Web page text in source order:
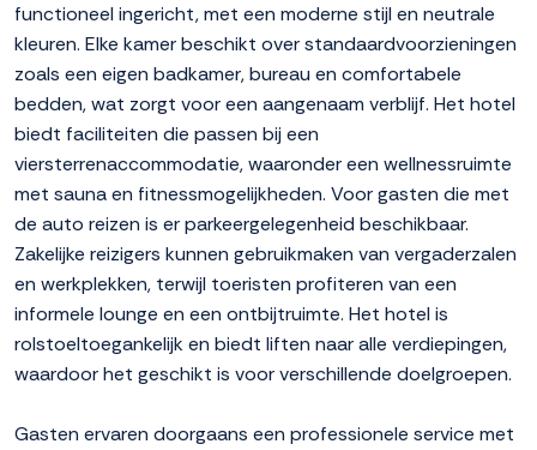
functioneel ingericht, met een moderne stijl en neutrale
kleuren. Elke kamer beschikt over standaardvoorzieningen
zoals een eigen badkamer, bureau en comfortabele
bedden, wat zorgt voor een aangenaam verblijf. Het hotel
biedt faciliteiten die passen bij een
viersterrenaccommodatie, waaronder een wellnessruimte
met sauna en fitnessmogelijkheden. Voor gasten die met
de auto reizen is er parkeergelegenheid beschikbaar.
Zakelijke reizigers kunnen gebruikmaken van vergaderzalen
en werkplekken, terwijl toeristen profiteren van een
informele lounge en een ontbijtruimte. Het hotel is
rolstoeltoegankelijk en biedt liften naar alle verdiepingen,
waardoor het geschikt is voor verschillende doelgroepen.
Gasten ervaren doorgaans een professionele service met